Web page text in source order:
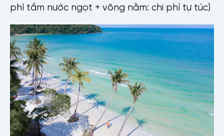
phí tắm nước ngọt + võng nằm: chi phí tự túc)